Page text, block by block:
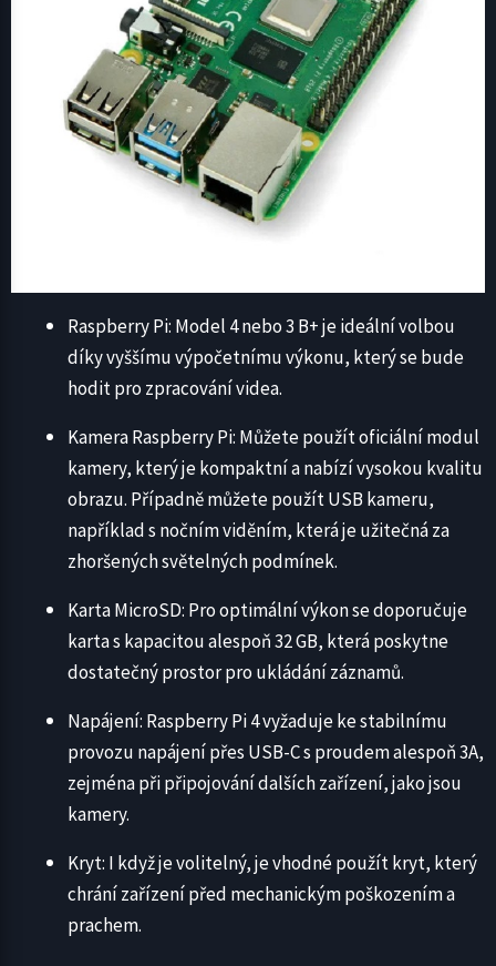
Raspberry Pi: Model 4 nebo 3 B+ je ideální volbou
díky vyššímu výpočetnímu výkonu, který se bude
hodit pro zpracování videa.
Kamera Raspberry Pi: Můžete použít oficiální modul
kamery, který je kompaktní a nabízí vysokou kvalitu
obrazu. Případně můžete použít USB kameru,
například s nočním viděním, která je užitečná za
zhoršených světelných podmínek.
Karta MicroSD: Pro optimální výkon se doporučuje
karta s kapacitou alespoň 32 GB, která poskytne
dostatečný prostor pro ukládání záznamů.
Napájení: Raspberry Pi 4 vyžaduje ke stabilnímu
provozu napájení přes USB-C s proudem alespoň 3A,
zejména při připojování dalších zařízení, jako jsou
kamery.
Kryt: I když je volitelný, je vhodné použít kryt, který
chrání zařízení před mechanickým poškozením a
prachem.